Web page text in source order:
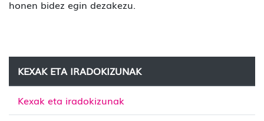
honen bidez egin dezakezu.
KEXAK ETA IRADOKIZUNAK
Kexak eta iradokizunak